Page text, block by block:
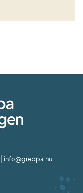
| info@greppa.nu